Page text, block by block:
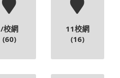
/校網
(60)
11校網
(16)